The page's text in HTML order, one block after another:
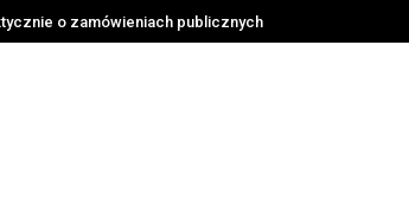
o zamówieniach publicznych